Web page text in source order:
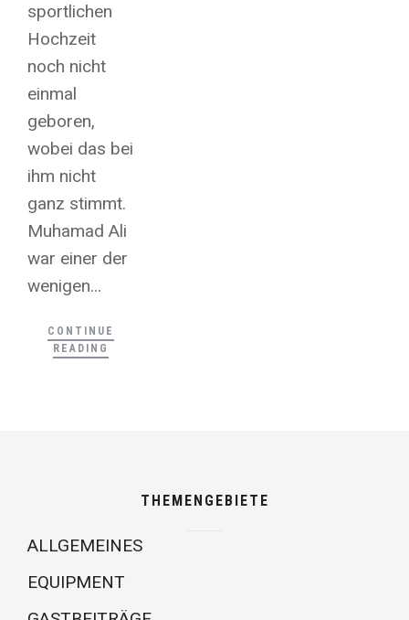
sportlichen
Hochzeit
noch nicht
einmal
geboren,
wobei das bei
ihm nicht
ganz stimmt.
Muhamad Ali
war einer der
wenigen...
CONTINUE
READING
THEMENGEBIETE
ALLGEMEINES
EQUIPMENT